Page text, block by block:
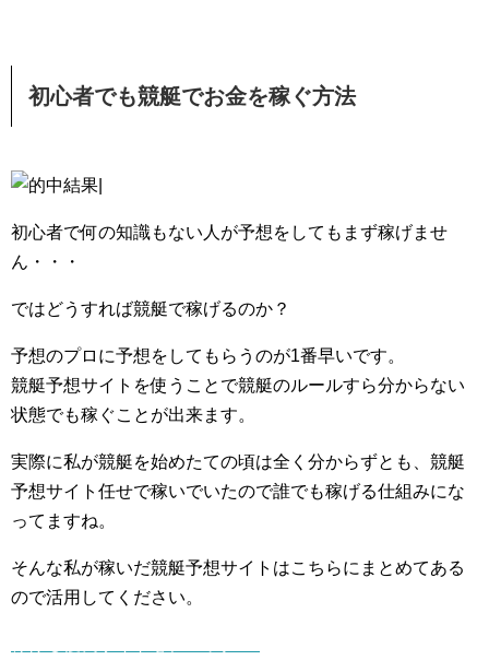
初心者でも競艇でお金を稼ぐ方法
初心者で何の知識もない人が予想をしてもまず稼げませ
ん・・・
ではどうすれば競艇で稼げるのか？
予想のプロに予想をしてもらうのが1番早いです。
競艇予想サイトを使うことで競艇のルールすら分からない
状態でも稼ぐことが出来ます。
実際に私が競艇を始めたての頃は全く分からずとも、競艇
予想サイト任せで稼いでいたので誰でも稼げる仕組みにな
ってますね。
そんな私が稼いだ競艇予想サイトはこちらにまとめてある
ので活用してください。